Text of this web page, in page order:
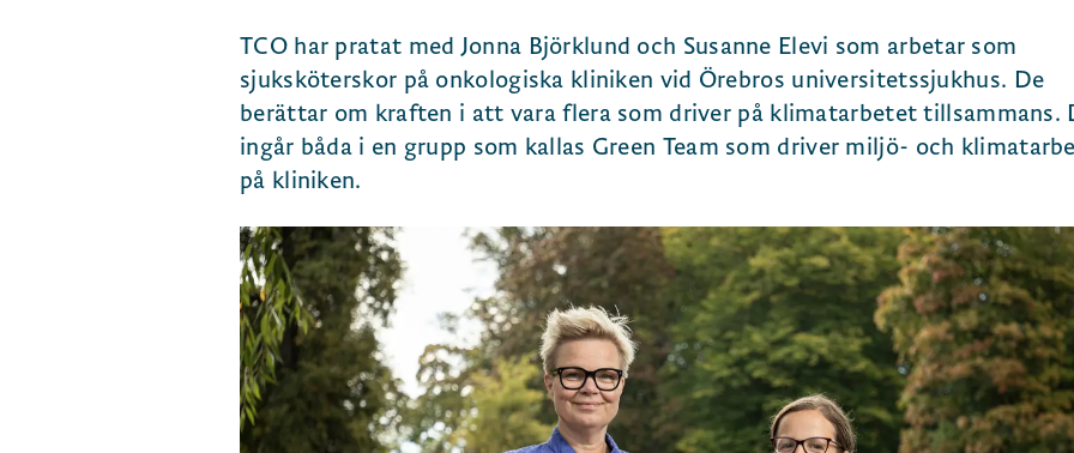
TCO har pratat med Jonna Björklund och Susanne Elevi som arbetar som
sjuksköterskor på onkologiska kliniken vid Örebros universitetssjukhus. De
berättar om kraften i att vara flera som driver på klimatarbetet tillsammans.
ingår båda i en grupp som kallas Green Team som driver miljö- och
på kliniken.